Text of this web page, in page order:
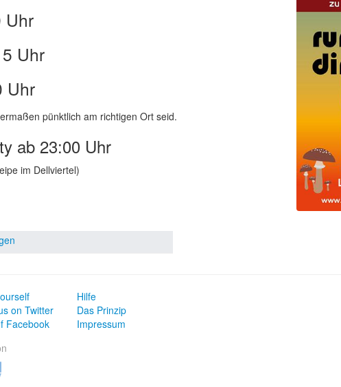
Uhr
Uhr
Uhr
pünktlich am richtigen Ort seid.
ab 23:00 Uhr
im Dellviertel)
on Twitter
Facebook
Hilfe
Das Prinzip
Impressum